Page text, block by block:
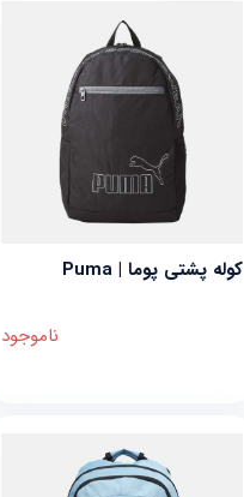
کوله پشتی پوما | Puma
ناموجود